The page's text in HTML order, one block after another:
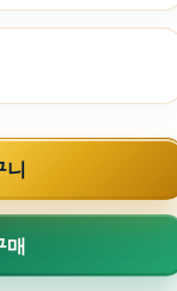
매
니